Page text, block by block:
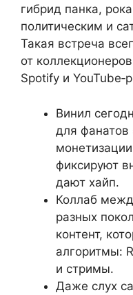
гибрид панка,
политическим и
Такая встреча
от
Spotify и
Винил
для фанатов
фиксируют
дают хайп.
Коллаб
разных
контент,
алгоритмы:
и стримы.
Даже слух